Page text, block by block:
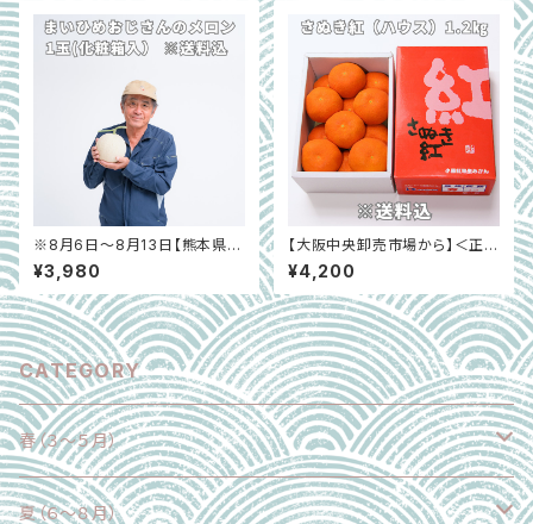
※8月6日～8月13日【熊本県宇
土市】まいひめおじさんのメロ
ン 化粧箱入り1玉（２L、３L）
¥3,980
【大阪中央卸売市場から】＜正品
＞さぬき紅（ハウスみかん）約1.
2㎏
¥4,200
CATEGORY
春（３～５月）
野菜
夏（６～８月）